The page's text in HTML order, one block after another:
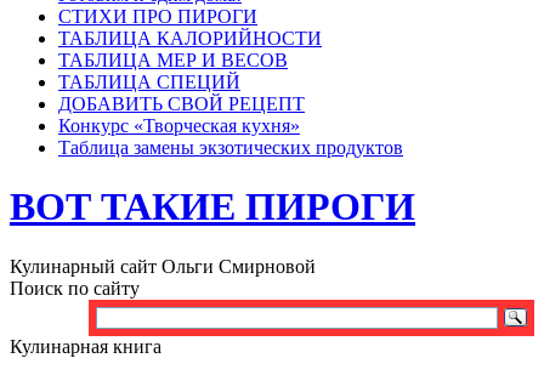
СТИХИ ПРО ПИРОГИ
ТАБЛИЦА КАЛОРИЙНОСТИ
ТАБЛИЦА МЕР И ВЕСОВ
ТАБЛИЦА СПЕЦИЙ
ДОБАВИТЬ СВОЙ РЕЦЕПТ
Конкурс «Творческая кухня»
Таблица замены экзотических продуктов
ВОТ ТАКИЕ ПИРОГИ
Кулинарный сайт Ольги Смирновой
Поиск по сайту
Кулинарная книга